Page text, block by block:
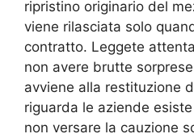
ripristino originario del
viene rilasciata solo
contratto. Leggete
non avere brutte
avviene alla restituzione
riguarda le aziende
non versare la cauzione